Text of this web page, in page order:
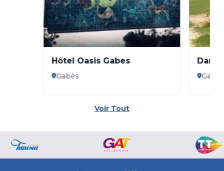
Hôtel Oasis Gabes
Gabès
Dar
Voir Tout